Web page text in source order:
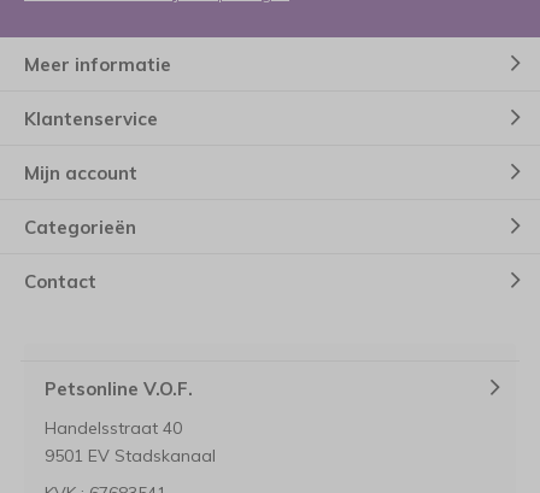
Meer informatie
Klantenservice
Mijn account
Categorieën
Contact
Petsonline V.O.F.
Handelsstraat 40
9501 EV Stadskanaal